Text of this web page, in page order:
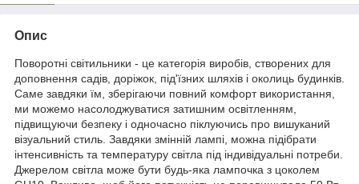
Опис
Поворотні світильники - це категорія виробів, створених для
доповнення садів, доріжок, під'їзних шляхів і околиць будинків.
Саме завдяки їм, зберігаючи повний комфорт використання,
ми можемо насолоджуватися затишним освітленням,
підвищуючи безпеку і одночасно піклуючись про вишуканий
візуальний стиль. Завдяки змінній лампі, можна підібрати
інтенсивність та температуру світла під індивідуальні потреби.
Джерелом світла може бути будь-яка лампочка з цоколем